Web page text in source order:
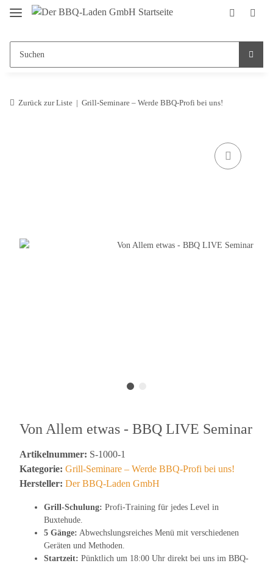
Zurück zur Liste Grill-Seminare – Werde BBQ-Profi bei uns!
Von Allem etwas - BBQ LIVE Seminar
Artikelnummer: S-1000-1
Kategorie: Grill-Seminare – Werde BBQ-Profi bei uns!
Hersteller: Der BBQ-Laden GmbH
Grill-Schulung: Profi-Training für jedes Level in
Buxtehude.
5 Gänge: Abwechslungsreiches Menü mit verschiedenen
Geräten und Methoden.
Startzeit: Pünktlich um 18:00 Uhr direkt bei uns im BBQ-